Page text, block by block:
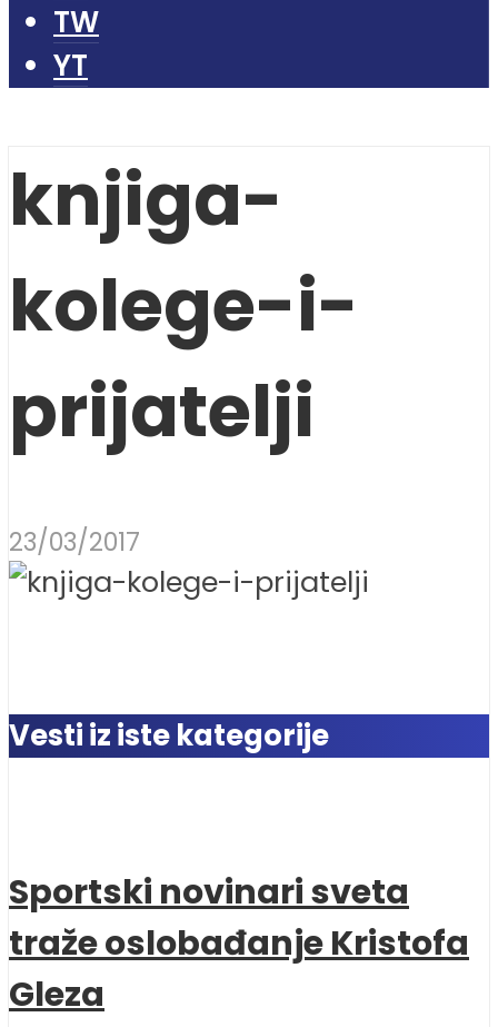
TW
YT
knjiga-
kolege-i-
prijatelji
23/03/2017
Vesti iz iste kategorije
Sportski novinari sveta
traže oslobađanje Kristofa
Gleza